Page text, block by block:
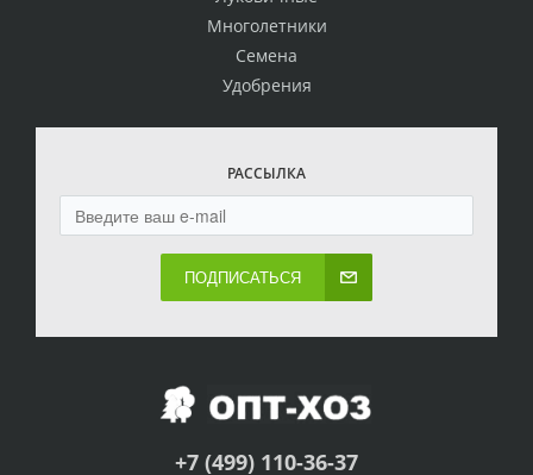
Многолетники
Семена
Удобрения
РАССЫЛКА
ПОДПИСАТЬСЯ
+7 (499) 110-36-37